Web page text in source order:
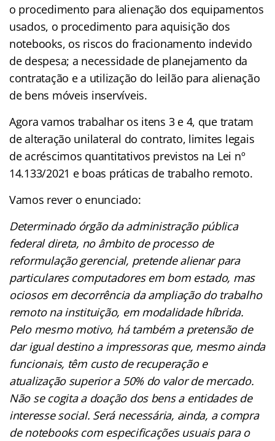
o procedimento para alienação dos equipamentos
usados, o procedimento para aquisição dos
notebooks, os riscos do fracionamento indevido
de despesa; a necessidade de planejamento da
contratação e a utilização do leilão para alienação
de bens móveis inservíveis.
Agora vamos trabalhar os itens 3 e 4, que tratam
de alteração unilateral do contrato, limites legais
de acréscimos quantitativos previstos na Lei nº
14.133/2021 e boas práticas de trabalho remoto.
Vamos rever o enunciado:
Determinado órgão da administração pública
federal direta, no âmbito de processo de
reformulação gerencial, pretende alienar para
particulares computadores em bom estado, mas
ociosos em decorrência da ampliação do trabalho
remoto na instituição, em modalidade híbrida.
Pelo mesmo motivo, há também a pretensão de
dar igual destino a impressoras que, mesmo ainda
funcionais, têm custo de recuperação e
atualização superior a 50% do valor de mercado.
Não se cogita a doação dos bens a entidades de
interesse social. Será necessária, ainda, a compra
de notebooks com especificações usuais para o